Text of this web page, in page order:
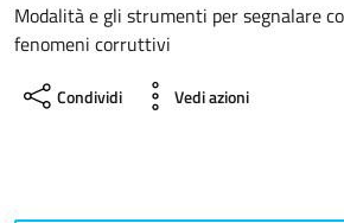
Modalità e gli strumenti per segnalare
fenomeni corruttivi
Condividi Vedi azioni